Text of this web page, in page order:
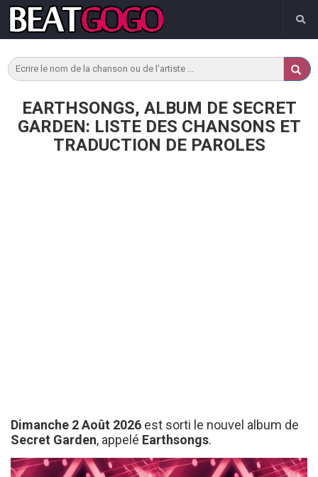
EARTHSONGS, ALBUM DE SECRET
GARDEN: LISTE DES CHANSONS ET
TRADUCTION DE PAROLES
Dimanche 2 Août 2026 est sorti le nouvel album de
Secret Garden, appelé Earthsongs.